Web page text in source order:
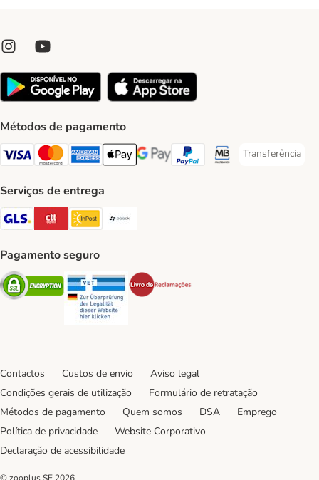
Métodos de pagamento
Visa Payment Method
Mastercard Payment Method
American Express Payment Method
Apple Pay Payment Method
Google Pay Payment Method
PayPal Payment Method
Multibanco Payment
Transferência
Transferência
Serviços de entrega
GLS Shipping Method
CTTExpress Shipping Method
InPost Shipping Method
Pagamento seguro
Security Security
Contactos Custos de envio
Aviso legal
Condições gerais de utilização
Formulário de retratação
Métodos de pagamento
Quem somos DSA
Emprego
Política de privacidade
Website Corporativo
Declaração de acessibilidade